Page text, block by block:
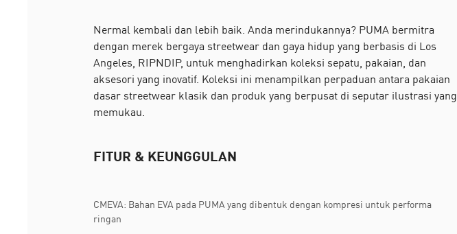
Nermal kembali dan lebih baik. Anda merindukannya? PUMA bermitra
dengan merek bergaya streetwear dan gaya hidup yang berbasis di Los
Angeles, RIPNDIP, untuk menghadirkan koleksi sepatu, pakaian, dan
aksesori yang inovatif. Koleksi ini menampilkan perpaduan antara pakaian
dasar streetwear klasik dan produk yang berpusat di seputar ilustrasi yang
memukau.
FITUR & KEUNGGULAN
CMEVA: Bahan EVA pada PUMA yang dibentuk dengan kompresi untuk performa
ringan